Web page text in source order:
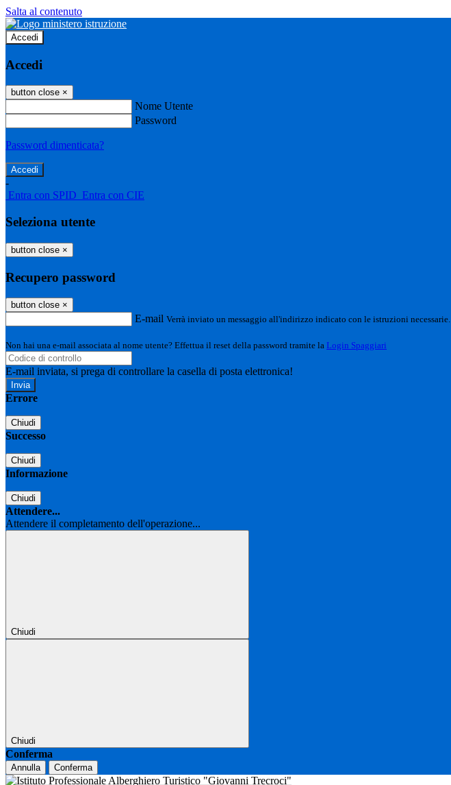
Salta al contenuto
Accedi
Accedi
button close ×
Nome Utente
Password
Password dimenticata?
-
Entra con SPID Entra con CIE
Seleziona utente
button close ×
Recupero password
button close ×
E-mail Verrà inviato un messaggio all'indirizzo indicato con le istruzioni necessarie.
Non hai una e-mail associata al nome utente? Effettua il reset della password tramite la Login Spaggiari
E-mail inviata, si prega di controllare la casella di posta elettronica!
Errore
Chiudi
Successo
Chiudi
Informazione
Chiudi
Attendere...
Attendere il completamento dell'operazione...
Chiudi
Chiudi
Conferma
Annulla Conferma